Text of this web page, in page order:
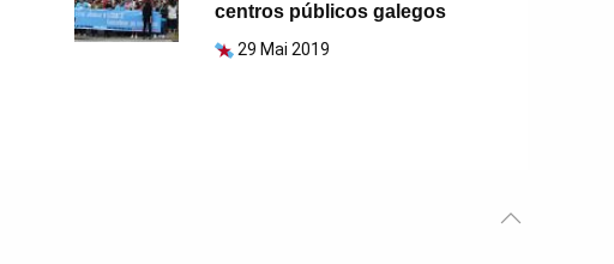
centros públicos galegos
29 Mai 2019